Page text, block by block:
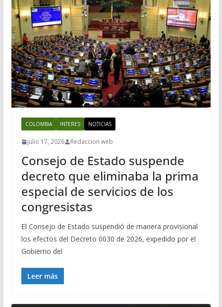
COLOMBIA INTERES NOTICIAS
julio 17, 2026 Redaccion web
Consejo de Estado suspende
decreto que eliminaba la prima
especial de servicios de los
congresistas
El Consejo de Estado suspendió de manera provisional
los efectos del Decreto 0030 de 2026, expedido por el
Gobierno del
Leer más